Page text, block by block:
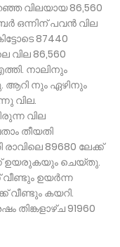
വിലയായ 86,560
ഒന്നിന് പവൻ വില
87440
വില 86,560
നാലിനും
ആറി നും ഏഴിനും
വില.
വില
തീയതി
89680 ലേക്ക്
ഉയരുകയും ചെയ്തു.
വീണ്ടും ഉയർന്ന
വീണ്ടും കയറി.
തിങ്കളാഴ്ച 91960